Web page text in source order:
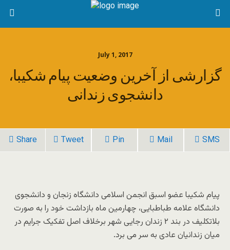
July 1, 2017
گزارشی از آخرین وضعیت پیام شکیبا،
دانشجوی زندانی
Share Tweet Pin Mail SMS
پیام شکیبا عضو اسبق انجمن اسلامی دانشگاه زنجان و دانشجوی
دانشگاه علامه طباطبایی، چهارمین ماه بازداشت خود را به صورت
بلاتکلیف در بند ۲ زندان رجایی شهر برخلاف اصل تفکیک جرایم در
میان زندانیان عادی به سر می برد.